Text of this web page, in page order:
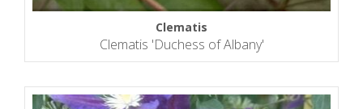
Clematis
Clematis 'Duchess of Albany'